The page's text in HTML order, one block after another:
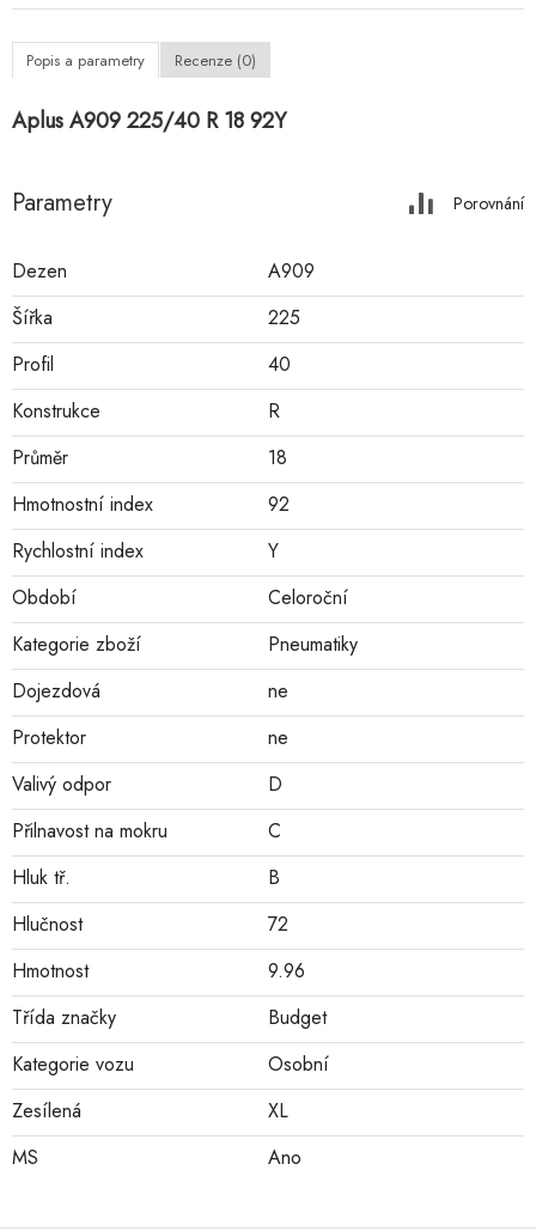
Popis a parametry Recenze (0)
Aplus A909 225/40 R 18 92Y
Parametry Porovnání
Dezen
A909
Šířka
225
Profil
40
Konstrukce
R
Průměr
18
Hmotnostní index
92
Rychlostní index
Y
Období
Celoroční
Kategorie zboží
Pneumatiky
Dojezdová
ne
Protektor
ne
Valivý odpor
D
Přilnavost na mokru
C
Hluk tř.
B
Hlučnost
72
Hmotnost
9.96
Třída značky
Budget
Kategorie vozu
Osobní
Zesílená
XL
MS
Ano